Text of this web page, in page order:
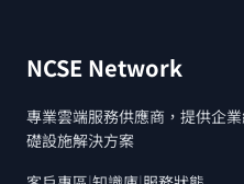
NCSE Network
專業雲端服務供應商，提供企
礎設施解決方案